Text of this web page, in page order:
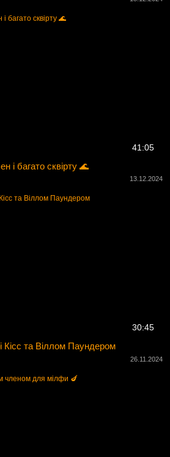
41:05
і багато сквірту 🌊
13.12.2024
30:45
Кісс та Віллом Паундером
26.11.2024